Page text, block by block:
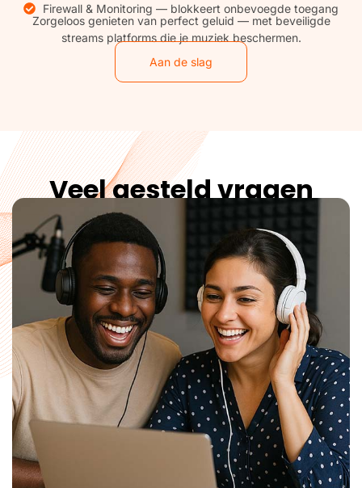
Firewall & Monitoring — blokkeert onbevoegde toegang
Zorgeloos genieten van perfect geluid — met beveiligde
streams platforms die je muziek beschermen.
Aan de slag
Veel gesteld vragen